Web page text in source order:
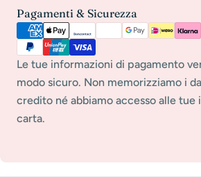
Pagamenti & Sicurezza
Metodi
pagamento
Le tue informazioni di pagamento
modo sicuro. Non memorizziamo i
credito né abbiamo accesso alle tue
carta.